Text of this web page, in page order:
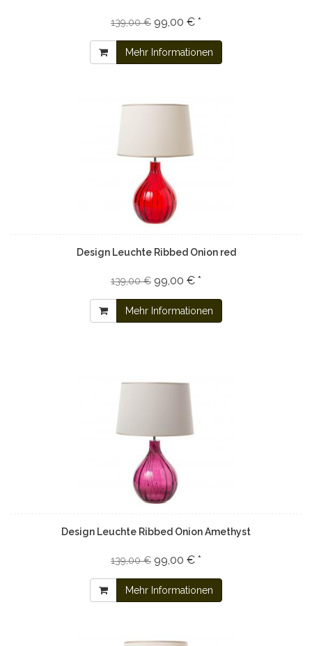
139,00 € 99,00 € *
Mehr Informationen
Design Leuchte Ribbed Onion red
139,00 € 99,00 € *
Mehr Informationen
Design Leuchte Ribbed Onion Amethyst
139,00 € 99,00 € *
Mehr Informationen